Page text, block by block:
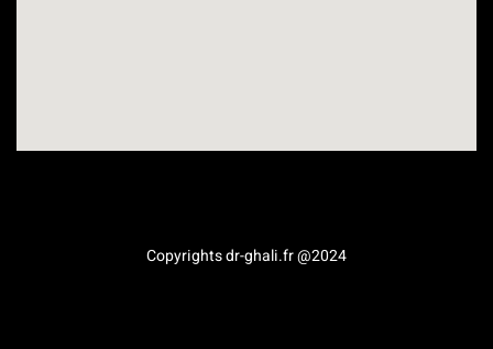
Copyrights dr-ghali.fr @2024